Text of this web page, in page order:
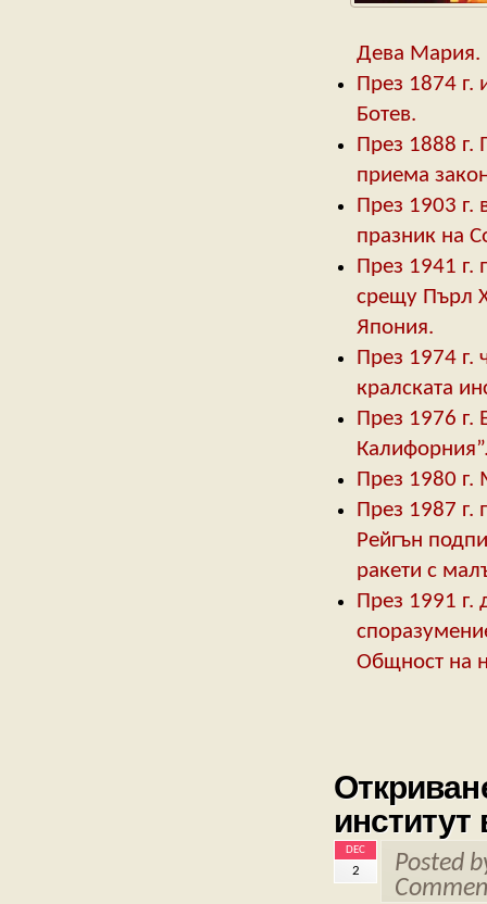
Дева Мария.
През 1874 г.
Ботев.
През 1888 г.
приема
През 1903 г.
празник на
През 1941 г.
срещу Пърл
Япония.
През 1974 г.
кралската
През 1976 г.
През 1980
През 1987
Рейгън
ракети с
През 1991 г.
Общност на
DEC
2
Posted